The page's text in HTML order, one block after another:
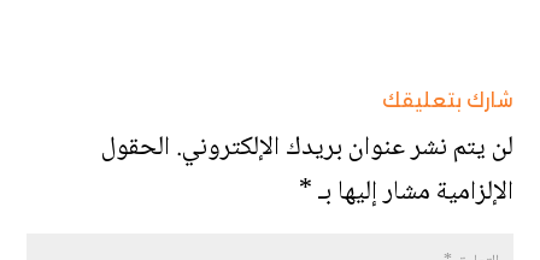
شارك بتعليقك
لن يتم نشر عنوان بريدك الإلكتروني.الحقول
الإلزامية مشار إليها بـ*